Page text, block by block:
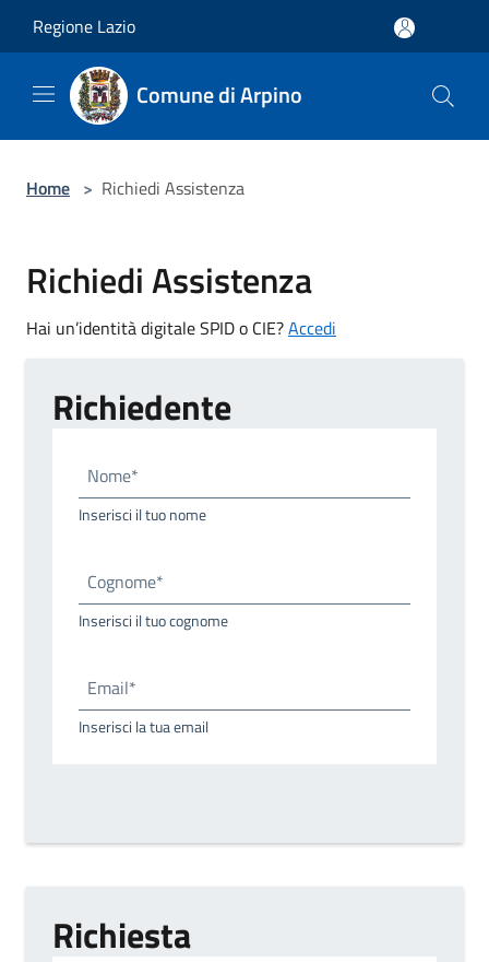
Regione Lazio
Comune di Arpino
Home > Richiedi Assistenza
Richiedi Assistenza
Hai un’identità digitale SPID o CIE?Accedi
Richiedente
Nome*
Inserisci il tuo nome
Cognome*
Inserisci il tuo cognome
Email*
Inserisci la tua email
Richiesta